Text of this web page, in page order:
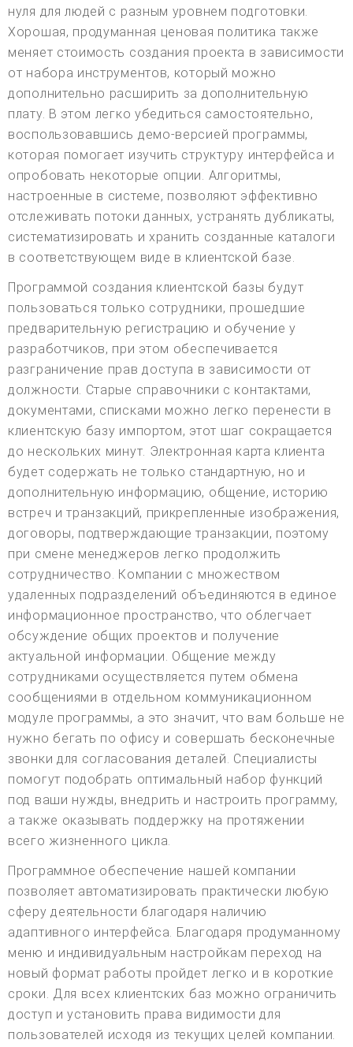
нуля для людей с разным уровнем подготовки.
Хорошая, продуманная ценовая политика также
меняет стоимость создания проекта в зависимости
от набора инструментов, который можно
дополнительно расширить за дополнительную
плату. В этом легко убедиться самостоятельно,
воспользовавшись демо-версией программы,
которая помогает изучить структуру интерфейса и
опробовать некоторые опции. Алгоритмы,
настроенные в системе, позволяют эффективно
отслеживать потоки данных, устранять дубликаты,
систематизировать и хранить созданные каталоги
в соответствующем виде в клиентской базе.
Программой создания клиентской базы будут
пользоваться только сотрудники, прошедшие
предварительную регистрацию и обучение у
разработчиков, при этом обеспечивается
разграничение прав доступа в зависимости от
должности. Старые справочники с контактами,
документами, списками можно легко перенести в
клиентскую базу импортом, этот шаг сокращается
до нескольких минут. Электронная карта клиента
будет содержать не только стандартную, но и
дополнительную информацию, общение, историю
встреч и транзакций, прикрепленные изображения,
договоры, подтверждающие транзакции, поэтому
при смене менеджеров легко продолжить
сотрудничество. Компании с множеством
удаленных подразделений объединяются в единое
информационное пространство, что облегчает
обсуждение общих проектов и получение
актуальной информации. Общение между
сотрудниками осуществляется путем обмена
сообщениями в отдельном коммуникационном
модуле программы, а это значит, что вам больше не
нужно бегать по офису и совершать бесконечные
звонки для согласования деталей. Специалисты
помогут подобрать оптимальный набор функций
под ваши нужды, внедрить и настроить программу,
а также оказывать поддержку на протяжении
всего жизненного цикла.
Программное обеспечение нашей компании
позволяет автоматизировать практически любую
сферу деятельности благодаря наличию
адаптивного интерфейса. Благодаря продуманному
меню и индивидуальным настройкам переход на
новый формат работы пройдет легко и в короткие
сроки. Для всех клиентских баз можно ограничить
доступ и установить права видимости для
пользователей исходя из текущих целей компании.